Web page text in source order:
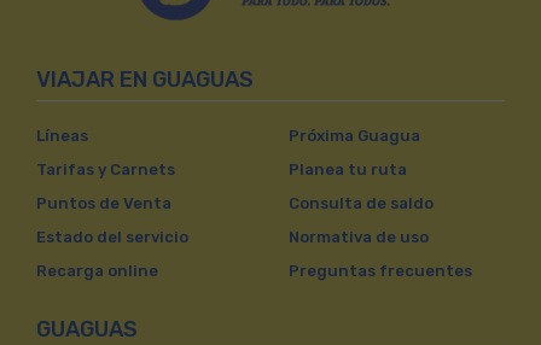
VIAJAR EN GUAGUAS
Líneas
Tarifas y Carnets
Puntos de Venta
Estado del servicio
Recarga online
Próxima Guagua
Planea tu ruta
Consulta de saldo
Normativa de uso
Preguntas frecuentes
GUAGUAS